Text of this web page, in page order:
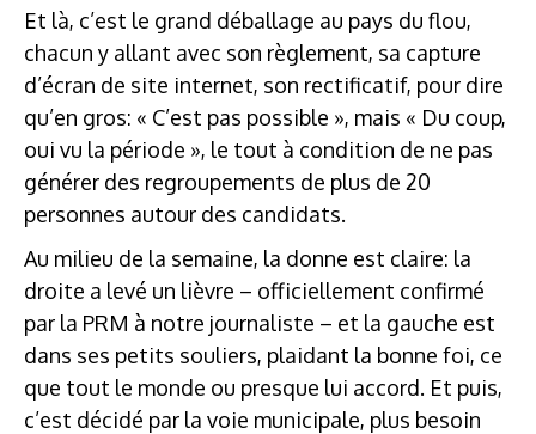
Et là, c’est le grand déballage au pays du flou,
chacun y allant avec son règlement, sa capture
d’écran de site internet, son rectificatif, pour dire
qu’en gros: « C’est pas possible », mais « Du coup,
oui vu la période », le tout à condition de ne pas
générer des regroupements de plus de 20
personnes autour des candidats.
Au milieu de la semaine, la donne est claire: la
droite a levé un lièvre – officiellement confirmé
par la PRM à notre journaliste – et la gauche est
dans ses petits souliers, plaidant la bonne foi, ce
que tout le monde ou presque lui accord. Et puis,
c’est décidé par la voie municipale, plus besoin